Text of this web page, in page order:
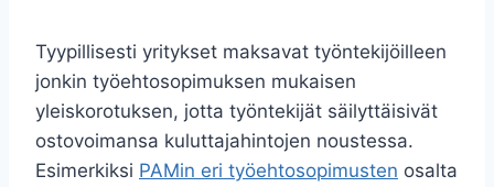
Tyypillisesti yritykset maksavat työntekijöilleen
jonkin työehtosopimuksen mukaisen
yleiskorotuksen, jotta työntekijät säilyttäisivät
ostovoimansa kuluttajahintojen noustessa.
Esimerkiksi PAMin eri työehtosopimusten osalta